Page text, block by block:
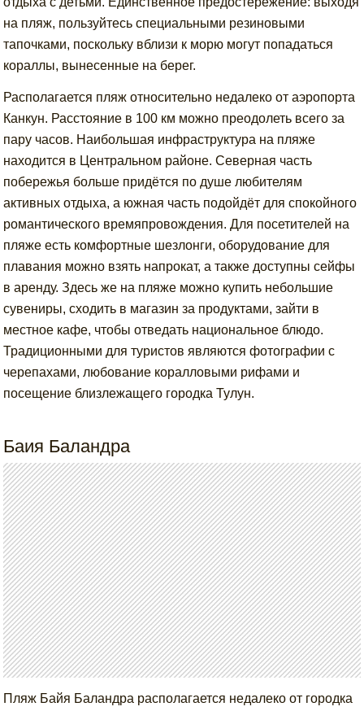
на пляж, пользуйтесь специальными резиновыми
тапочками, поскольку вблизи к морю могут попадаться
кораллы, вынесенные на берег.
Располагается пляж относительно недалеко от аэропорта
Канкун. Расстояние в 100 км можно преодолеть всего за
пару часов. Наибольшая инфраструктура на пляже
находится в Центральном районе. Северная часть
побережья больше придётся по душе любителям
активных отдыха, а южная часть подойдёт для спокойного
романтического времяпровождения. Для посетителей на
пляже есть комфортные шезлонги, оборудование для
плавания можно взять напрокат, а также доступны сейфы
в аренду. Здесь же на пляже можно купить небольшие
сувениры, сходить в магазин за продуктами, зайти в
местное кафе, чтобы отведать национальное блюдо.
Традиционными для туристов являются фотографии с
черепахами, любование коралловыми рифами и
посещение близлежащего городка Тулун.
Баия Баландра
Пляж Байя Баландра располагается недалеко от городка